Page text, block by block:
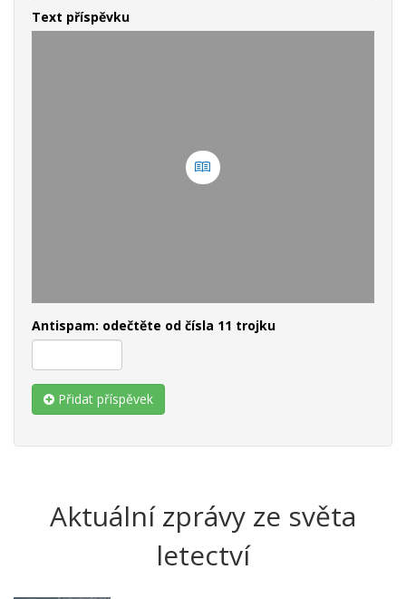
Text příspěvku
Antispam: odečtěte od čísla 11 trojku
Přidat příspěvek
Aktuální zprávy ze světa
letectví